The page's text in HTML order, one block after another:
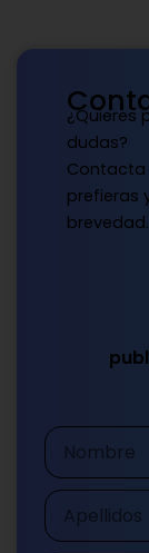
¿Quieres
dudas?
Contacta
prefieras
brevedad.
Nombre
Apellidos